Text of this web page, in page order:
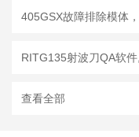
查看全部